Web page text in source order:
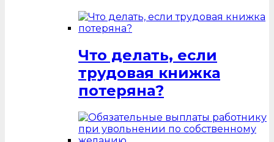
Что делать, если
трудовая книжка
потеряна?